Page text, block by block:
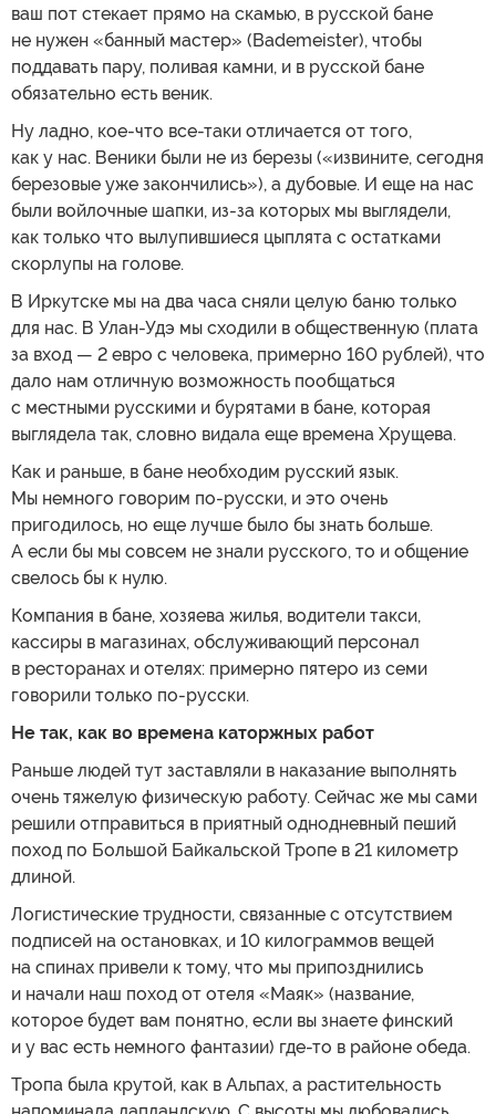
ваш пот стекает прямо на скамью, в русской бане
не нужен «банный мастер» (Bademeister), чтобы
поддавать пару, поливая камни, и в русской бане
обязательно есть веник.
Ну ладно, кое-что все-таки отличается от того,
как у нас. Веники были не из березы («извините, сегодня
березовые уже закончились»), а дубовые. И еще на нас
были войлочные шапки, из-за которых мы выглядели,
как только что вылупившиеся цыплята с остатками
скорлупы на голове.
В Иркутске мы на два часа сняли целую баню только
для нас. В Улан-Удэ мы сходили в общественную (плата
за вход — 2 евро с человека, примерно 160 рублей), что
дало нам отличную возможность пообщаться
с местными русскими и бурятами в бане, которая
выглядела так, словно видала еще времена Хрущева.
Как и раньше, в бане необходим русский язык.
Мы немного говорим по-русски, и это очень
пригодилось, но еще лучше было бы знать больше.
А если бы мы совсем не знали русского, то и общение
свелось бы к нулю.
Компания в бане, хозяева жилья, водители такси,
кассиры в магазинах, обслуживающий персонал
в ресторанах и отелях: примерно пятеро из семи
говорили только по-русски.
Не так, как во времена каторжных работ
Раньше людей тут заставляли в наказание выполнять
очень тяжелую физическую работу. Сейчас же мы сами
решили отправиться в приятный однодневный пеший
поход по Большой Байкальской Тропе в 21 километр
длиной.
Логистические трудности, связанные с отсутствием
подписей на остановках, и 10 килограммов вещей
на спинах привели к тому, что мы припозднились
и начали наш поход от отеля «Маяк» (название,
которое будет вам понятно, если вы знаете финский
и у вас есть немного фантазии) где-то в районе обеда.
Тропа была крутой, как в Альпах, а растительность